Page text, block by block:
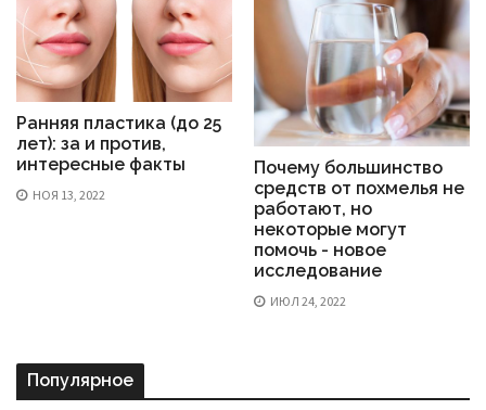
Ранняя пластика (до 25
лет): за и против,
интересные факты
НОЯ 13, 2022
Почему большинство
средств от похмелья не
работают, но
некоторые могут
помочь - новое
исследование
ИЮЛ 24, 2022
Популярное